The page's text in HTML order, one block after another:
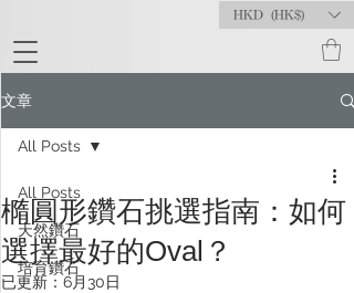
HKD (HK$)
文章
All Posts
天然鑽石
培育鑽石
All Posts
橢圓形鑽石挑選指南：如何
選擇最好的Oval？
已更新： 6月30日